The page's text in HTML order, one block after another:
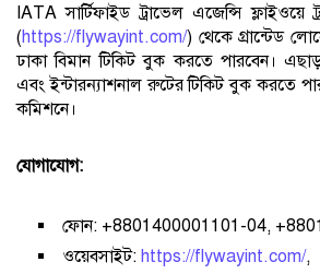
IATA সার্টিফাইড ট্রাভেল এজেন্সি ফ্লাইওয়ে
(https://flywayint.com/) থেকে গ্রান্টেড
ঢাকা বিমান টিকিট বুক করতে পারবেন।
এবং ইন্টারন্যাশনাল রুটের টিকিট বুক করতে
কমিশনে।
যোগাযোগ:
ফোন: +8801400001101-04,
ওয়েবসাইট: https://flywayint.com/,